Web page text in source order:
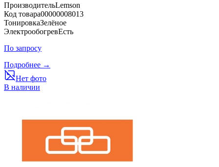
ПроизводительLemson
Код товара00000008013
ТонировкаЗелёное
ЭлектрообогревЕсть
По запросу
Подробнее →
Нет фото
В наличии